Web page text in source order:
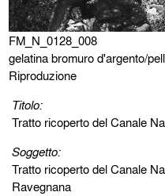
FM_N_0128_008
gelatina bromuro d'argento/
Riproduzione
Titolo:
Tratto ricoperto del Canale
Soggetto:
Tratto ricoperto del Canale
Ravegnana